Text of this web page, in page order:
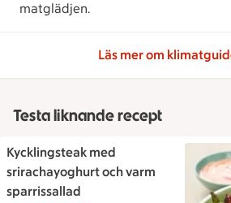
matglädjen.
Läs mer om
Testa liknande recept
Kycklingsteak med
srirachayoghurt och varm
sparrissallad